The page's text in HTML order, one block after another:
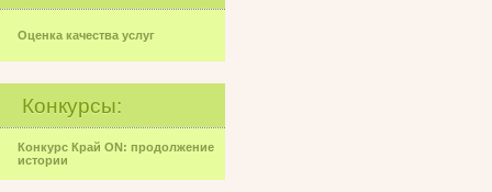
Оценка качества услуг
Конкурсы:
Конкурс Край ON: продолжение
истории